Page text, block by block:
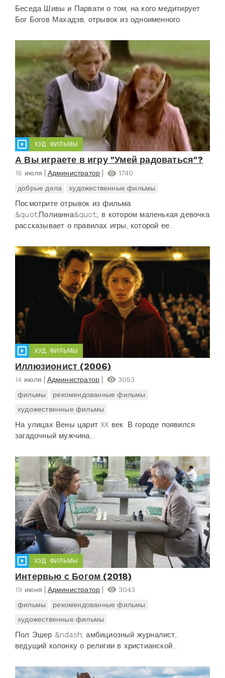
Беседа Шивы и Парвати о том, на кого медитирует
Бог Богов Махадэв, отрывок из одноименного...
ХУД. ФИЛЬМЫ
А Вы играете в игру "Умей радоваться"?
18 июля Администратор
1740
добрые дела
художественные фильмы
Посмотрите отрывок из фильма
&quot;Полианна&quot;, в котором маленькая девочка
рассказывает о правилах игры, которой ее...
ХУД. ФИЛЬМЫ
Иллюзионист (2006)
14 июля Администратор
3053
фильмы
рекомендованные фильмы
художественные фильмы
На улицах Вены царит XX век. В городе появился
загадочный мужчина,...
ХУД. ФИЛЬМЫ
Интервью с Богом (2018)
19 июня Администратор
3043
фильмы
рекомендованные фильмы
художественные фильмы
Пол Эшер &ndash; амбициозный журналист,
ведущий колонку о религии в христианской...